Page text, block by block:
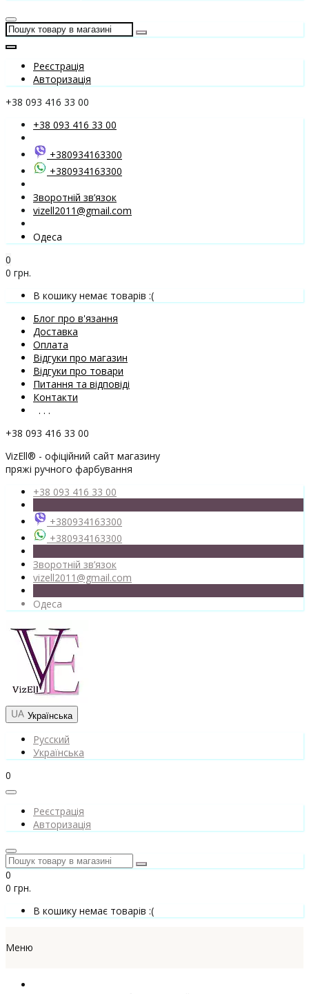
Реєстрація
Авторизація
+38 093 416 33 00
+38 093 416 33 00
+380934163300
+380934163300
Зворотній зв’язок
vizell2011@gmail.com
Одеса
0
0 грн.
В кошику немає товарів :(
Блог про в'язання
Доставка
Оплата
Відгуки про магазин
Відгуки про товари
Питання та відповіді
Контакти
. . .
+38 093 416 33 00
VizEll® - офіційний сайт магазину
пряжі ручного фарбування
+38 093 416 33 00
+380934163300
+380934163300
Зворотній зв’язок
vizell2011@gmail.com
Одеса
Українська
Русский
Українська
0
Реєстрація
Авторизація
0
0 грн.
В кошику немає товарів :(
Меню